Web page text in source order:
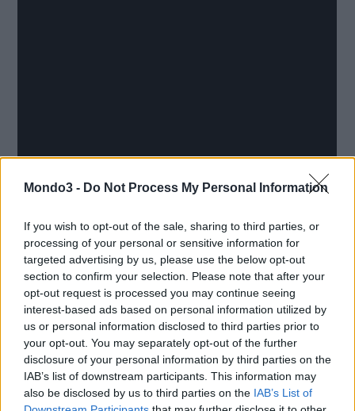
Mondo3 - Do Not Process My Personal Information
If you wish to opt-out of the sale, sharing to third parties, or
processing of your personal or sensitive information for
targeted advertising by us, please use the below opt-out
section to confirm your selection. Please note that after your
opt-out request is processed you may continue seeing
interest-based ads based on personal information utilized by
us or personal information disclosed to third parties prior to
your opt-out. You may separately opt-out of the further
disclosure of your personal information by third parties on the
IAB’s list of downstream participants. This information may
also be disclosed by us to third parties on the IAB’s List of
LA COLONNA SONORA DI FABIO ROVAZZI
Il tono fresco e leggero della campagna è sottolineato dalla hit